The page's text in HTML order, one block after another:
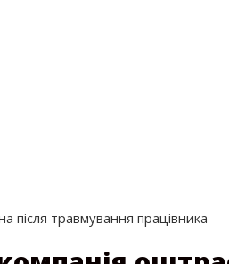
після травмування працівника